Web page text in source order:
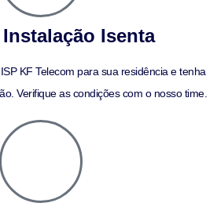
Instalação Isenta
KF Telecom para sua residência e tenha
Verifique as condições com o nosso time.